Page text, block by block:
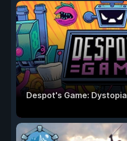
Despot's Game: